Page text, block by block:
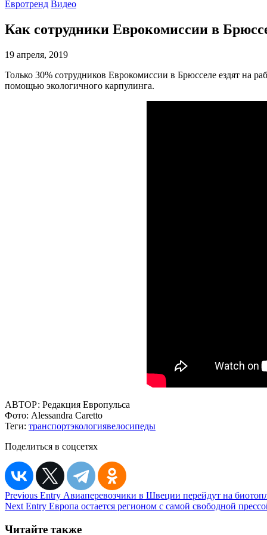
Евротренд Видео
Как сотрудники Еврокомиссии в
19 апреля, 2019
Только 30% сотрудников Еврокомиссии в Брюсселе ездят на
помощью экологичного карпулинга.
АВТОР: Редакция Европульса
Фото: Alessandra Caretto
Теги: транспортэкологиявелосипеды
Поделиться в соцсетях
Навигация
по
записям
Previous Entry Авиаперевозчики в Швеции перейдут на
Next Entry Европа остается регионом с самой свободной
Читайте также